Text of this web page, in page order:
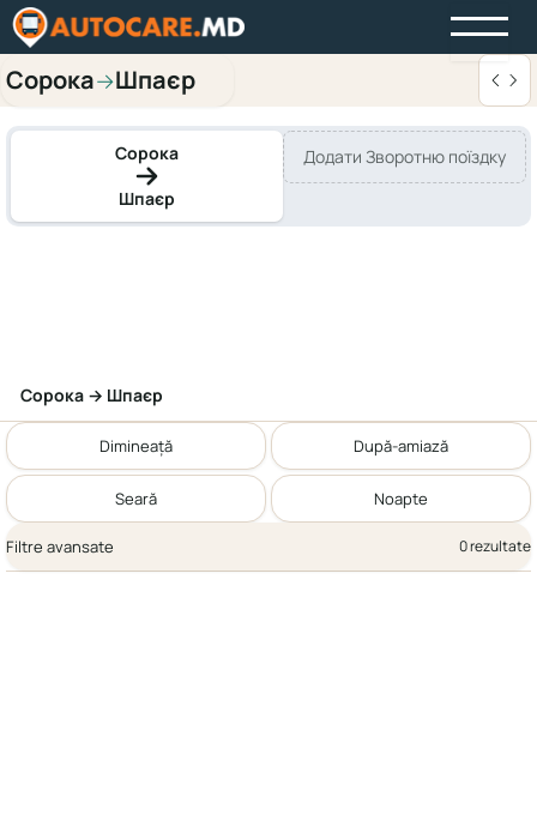
Сорока→Шпаєр
Сорока
Шпаєр
Додати Зворотню поїздку
Сорока → Шпаєр
Dimineață După-amiază
Seară Noapte
Filtre avansate 0 rezultate